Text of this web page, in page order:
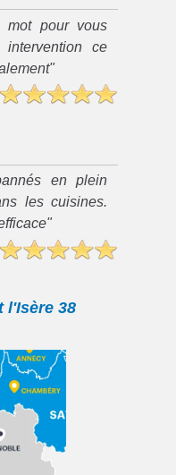
mot pour vous
ce
en plein
les cuisines.
l'Isère 38